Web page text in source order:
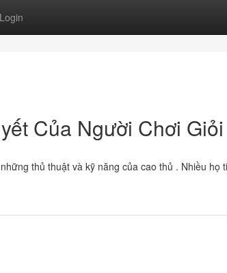
Login
Của Người Chơi Giỏi
thủ thuật và kỹ năng của cao thủ . Nhiều họ